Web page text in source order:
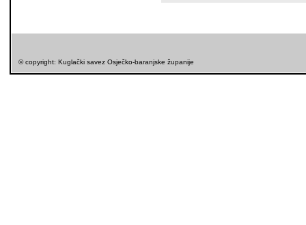
© copyright: Kuglački savez Osječko-baranjske županije